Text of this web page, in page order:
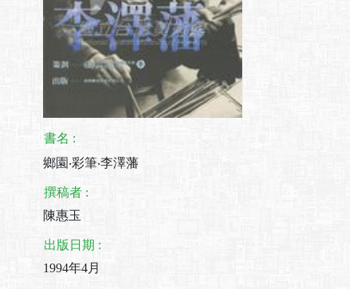
書名 :
鄉園‧彩筆‧李澤藩
撰稿者 :
陳惠玉
出版日期 :
1994年4月